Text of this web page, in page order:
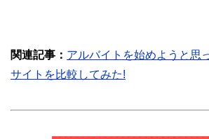
関連記事： アルバイトを始めようと思
サイトを比較してみた!